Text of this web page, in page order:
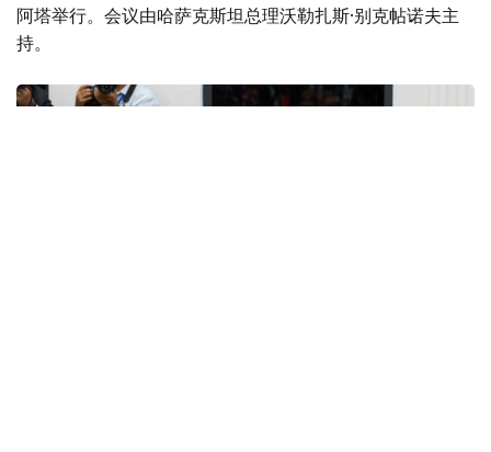
阿塔举行。会议由哈萨克斯坦总理沃勒扎斯·别克帖诺夫主
持。